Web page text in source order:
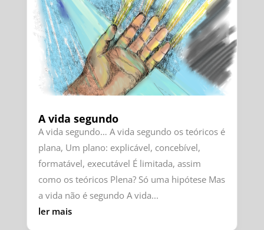
A vida segundo
A vida segundo… A vida segundo os teóricos é
plana, Um plano: explicável, concebível,
formatável, executável É limitada, assim
como os teóricos Plena? Só uma hipótese Mas
a vida não é segundo A vida...
ler mais